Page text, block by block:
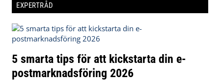
EXPERTRÅD
5 smarta tips för att kickstarta din e-
postmarknadsföring 2026